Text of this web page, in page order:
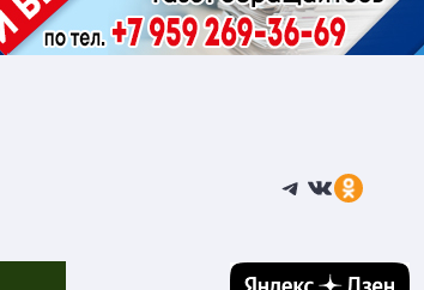
Telegram
ВКонтакте
Ссылка